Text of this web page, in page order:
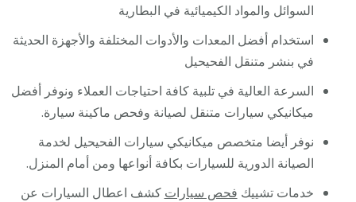
السوائل والمواد الكيميائية في البطارية
استخدام أفضل المعدات والأدوات المختلفة والأجهزة الحديثة
في بنشر متنقل الفحيحيل
السرعة العالية في تلبية كافة احتياجات العملاء ونوفر أفضل
ميكانيكي سيارات متنقل لصيانة وفحص ماكينة سيارة.
نوفر أيضا متخصص ميكانيكي سيارات الفحيحيل لخدمة
الصيانة الدورية للسيارات بكافة أنواعها ومن أمام المنزل.
خدمات تشييك فحص سيارات كشف اعطال السيارات عن